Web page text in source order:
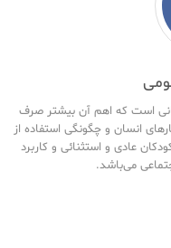
است که اهم آن بیشتر صرف
انسان و چگونگی استفاده از
عادی و استثنائی و کاربرد
می‌باشد.